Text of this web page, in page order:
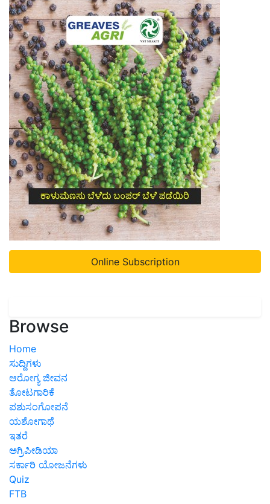
Online Subscription
Browse
Home
ಸುದ್ದಿಗಳು
ಆರೋಗ್ಯ ಜೀವನ
ತೋಟಗಾರಿಕೆ
ಪಶುಸಂಗೋಪನೆ
ಯಶೋಗಾಥೆ
ಇತರೆ
ಅಗ್ರಿಪೀಡಿಯಾ
ಸರ್ಕಾರಿ ಯೋಜನೆಗಳು
Quiz
FTB